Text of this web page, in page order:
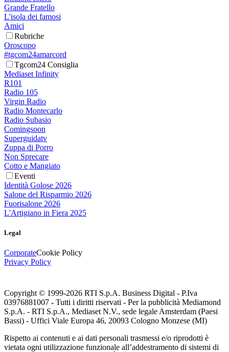
Grande Fratello
L'isola dei famosi
Amici
Rubriche
Oroscopo
#tgcom24amarcord
Tgcom24 Consiglia
Mediaset Infinity
R101
Radio 105
Virgin Radio
Radio Montecarlo
Radio Subasio
Comingsoon
Superguidatv
Zuppa di Porro
Non Sprecare
Cotto e Mangiato
Eventi
Identità Golose 2026
Salone del Risparmio 2026
Fuorisalone 2026
L'Artigiano in Fiera 2025
Legal
CorporateCookie Policy
Privacy Policy
Copyright © 1999-2026 RTI S.p.A. Business Digital - P.Iva
03976881007 - Tutti i diritti riservati - Per la pubblicità Mediamond
S.p.A. - RTI S.p.A., Mediaset N.V., sede legale Amsterdam (Paesi
Bassi) - Uffici Viale Europa 46, 20093 Cologno Monzese (MI)
Rispetto ai contenuti e ai dati personali trasmessi e/o riprodotti è
vietata ogni utilizzazione funzionale all’addestramento di sistemi di